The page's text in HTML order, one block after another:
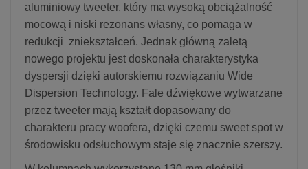
aluminiowy tweeter, który ma wysoką obciążalność
mocową i niski rezonans własny, co pomaga w
redukcji zniekształceń. Jednak główną zaletą
nowego projektu jest doskonała charakterystyka
dyspersji dzięki autorskiemu rozwiązaniu Wide
Dispersion Technology. Fale dźwiękowe wytwarzane
przez tweeter mają kształt dopasowany do
charakteru pracy woofera, dzięki czemu sweet spot w
środowisku odsłuchowym staje się znacznie szerszy.